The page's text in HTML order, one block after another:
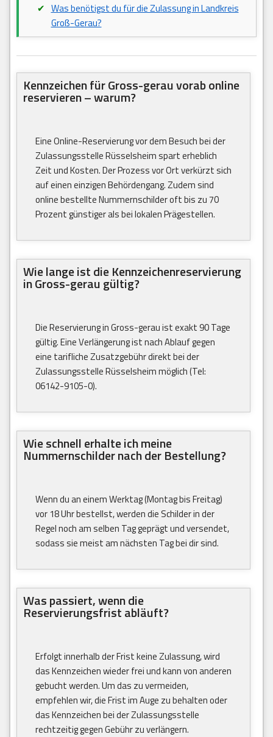
Was benötigst du für die Zulassung in Landkreis
Groß-Gerau?
Kennzeichen für Gross-gerau vorab online
reservieren – warum?
Eine Online-Reservierung vor dem Besuch bei der
Zulassungsstelle Rüsselsheim spart erheblich
Zeit und Kosten. Der Prozess vor Ort verkürzt sich
auf einen einzigen Behördengang. Zudem sind
online bestellte Nummernschilder oft bis zu 70
Prozent günstiger als bei lokalen Prägestellen.
Wie lange ist die Kennzeichenreservierung
in Gross-gerau gültig?
Die Reservierung in Gross-gerau ist exakt 90 Tage
gültig. Eine Verlängerung ist nach Ablauf gegen
eine tarifliche Zusatzgebühr direkt bei der
Zulassungsstelle Rüsselsheim möglich (Tel:
06142-9105-0).
Wie schnell erhalte ich meine
Nummernschilder nach der Bestellung?
Wenn du an einem Werktag (Montag bis Freitag)
vor 18 Uhr bestellst, werden die Schilder in der
Regel noch am selben Tag geprägt und versendet,
sodass sie meist am nächsten Tag bei dir sind.
Was passiert, wenn die
Reservierungsfrist abläuft?
Erfolgt innerhalb der Frist keine Zulassung, wird
das Kennzeichen wieder frei und kann von anderen
gebucht werden. Um das zu vermeiden,
empfehlen wir, die Frist im Auge zu behalten oder
das Kennzeichen bei der Zulassungsstelle
rechtzeitig gegen Gebühr zu verlängern.